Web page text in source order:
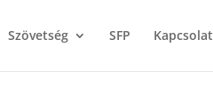
Szövetség SFP Kapcsolat